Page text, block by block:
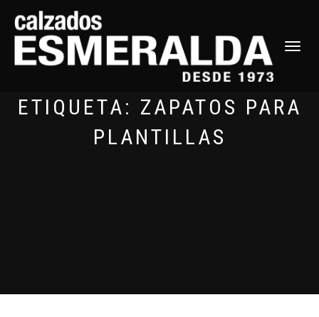
CAMBIAR
ETIQUETA: ZAPATOS PARA
PLANTILLAS